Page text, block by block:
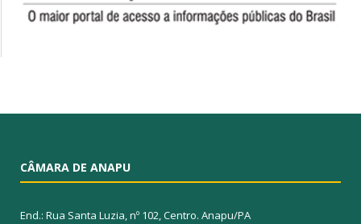
CÂMARA DE ANAPU
End.: Rua Santa Luzia, nº 102, Centro. Anapu/PA